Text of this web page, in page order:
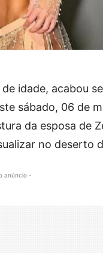
idade, acabou
sábado, 06 de
da esposa de
no deserto
anúncio -